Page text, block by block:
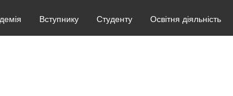
Вступнику Студенту Освітня діяльність